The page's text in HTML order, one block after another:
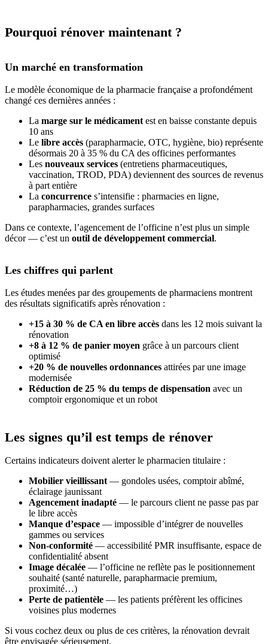
Pourquoi rénover maintenant ?
Un marché en transformation
Le modèle économique de la pharmacie française a profondément
changé ces dernières années :
La marge sur le médicament est en baisse constante depuis
10 ans
Le libre accès (parapharmacie, OTC, hygiène, bio) représente
désormais 20 à 35 % du CA des officines performantes
Les nouveaux services (entretiens pharmaceutiques,
vaccination, TROD, PDA) deviennent des sources de revenus
à part entière
La concurrence s’intensifie : pharmacies en ligne,
parapharmacies, grandes surfaces
Dans ce contexte, l’agencement de l’officine n’est plus un simple
décor — c’est un outil de développement commercial.
Les chiffres qui parlent
Les études menées par des groupements de pharmaciens montrent
des résultats significatifs après rénovation :
+15 à 30 % de CA en libre accès dans les 12 mois suivant la
rénovation
+8 à 12 % de panier moyen grâce à un parcours client
optimisé
+20 % de nouvelles ordonnances attirées par une image
modernisée
Réduction de 25 % du temps de dispensation avec un
comptoir ergonomique et un robot
Les signes qu’il est temps de rénover
Certains indicateurs doivent alerter le pharmacien titulaire :
Mobilier vieillissant — gondoles usées, comptoir abîmé,
éclairage jaunissant
Agencement inadapté — le parcours client ne passe pas par
le libre accès
Manque d’espace — impossible d’intégrer de nouvelles
gammes ou services
Non-conformité — accessibilité PMR insuffisante, espace de
confidentialité absent
Image décalée — l’officine ne reflète pas le positionnement
souhaité (santé naturelle, parapharmacie premium,
proximité…)
Perte de patientèle — les patients préfèrent les officines
voisines plus modernes
Si vous cochez deux ou plus de ces critères, la rénovation devrait
être envisagée sérieusement.